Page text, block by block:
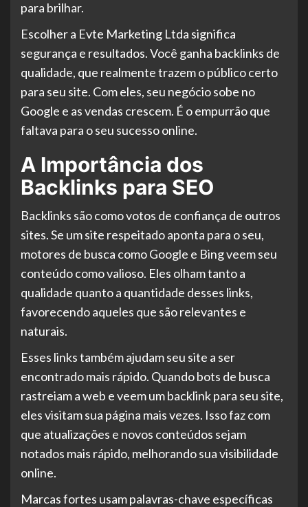
para brilhar.
Escolher a Evte Marketing Ltda significa
segurança e resultados. Você ganha backlinks de
qualidade, que realmente trazem o público certo
para seu site. Com eles, seu negócio sobe no
Google e as vendas crescem. É o empurrão que
faltava para o seu sucesso online.
A Importância dos
Backlinks para SEO
Backlinks são como votos de confiança de outros
sites. Se um site respeitado aponta para o seu,
motores de busca como Google e Bing veem seu
conteúdo como valioso. Eles olham tanto a
qualidade quanto a quantidade desses links,
favorecendo aqueles que são relevantes e
naturais.
Esses links também ajudam seu site a ser
encontrado mais rápido. Quando bots de busca
rastreiam a web e veem um backlink para seu site,
eles visitam sua página mais vezes. Isso faz com
que atualizações e novos conteúdos sejam
notados mais rápido, melhorando sua visibilidade
online.
Marcas fortes usam palavras-chave específicas